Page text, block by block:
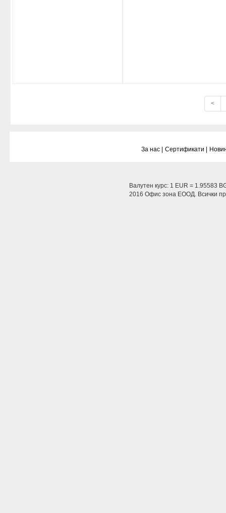
<
За нас | Сертификати |
Валутен курс: 1 EUR = 1.95583
2016 Офис зона ЕООД. Всички